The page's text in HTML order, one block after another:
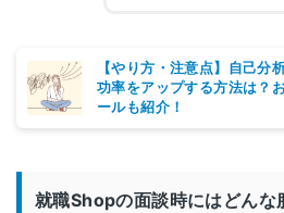
【やり方・注意点】自己分
功率をアップする方法は？
ールも紹介！
就職Shopの面談時にはどんな